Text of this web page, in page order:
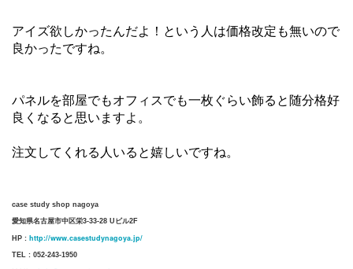
アイズ欲しかったんだよ！という人は価格改定も無いので
良かったですね。
パネルを部屋でもオフィスでも一枚ぐらい飾ると随分格好
良くなると思いますよ。
注文してくれる人いると嬉しいですね。
case study shop nagoya
愛知県名古屋市中区栄3-33-28 Uビル2F
HP : http://www.casestudynagoya.jp/
TEL : 052-243-1950